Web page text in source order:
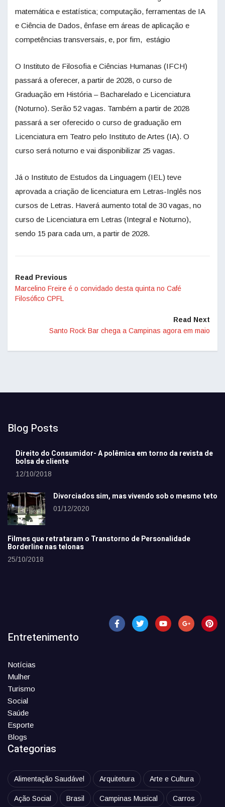
matemática e estatística; computação, ferramentas de IA
e Ciência de Dados, ênfase em áreas de aplicação e
competências transversais, e, por fim, estágio
O Instituto de Filosofia e Ciências Humanas (IFCH)
passará a oferecer, a partir de 2028, o curso de
Graduação em História – Bacharelado e Licenciatura
(Noturno). Serão 52 vagas. Também a partir de 2028
passará a ser oferecido o curso de graduação em
Licenciatura em Teatro pelo Instituto de Artes (IA). O
curso será noturno e vai disponibilizar 25 vagas.
Já o Instituto de Estudos da Linguagem (IEL) teve
aprovada a criação de licenciatura em Letras-Inglês nos
cursos de Letras. Haverá aumento total de 30 vagas, no
curso de Licenciatura em Letras (Integral e Noturno),
sendo 15 para cada um, a partir de 2028.
Read Previous
Marcelino Freire é o convidado desta quinta no Café
Filosófico CPFL
Read Next
Santo Rock Bar chega a Campinas agora em maio
Blog Posts
Direito do Consumidor- A polêmica em torno da revista de
bolsa de cliente
12/10/2018
Divorciados sim, mas vivendo sob o mesmo teto
01/12/2020
Filmes que retrataram o Transtorno de Personalidade
Borderline nas telonas
25/10/2018
Entretenimento
Notícias
Mulher
Turismo
Social
Saúde
Esporte
Blogs
Categorias
Alimentação Saudável Arquitetura Arte e Cultura
Ação Social Brasil Campinas Musical Carros